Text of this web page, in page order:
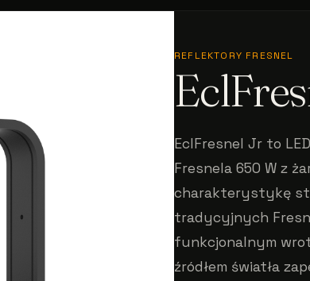
REFLEKTORY FRESNEL
EclFresnel Jr to
Fresnela 650 W z
charakterystykę
tradycyjnych
funkcjonalnym
źródłem światła